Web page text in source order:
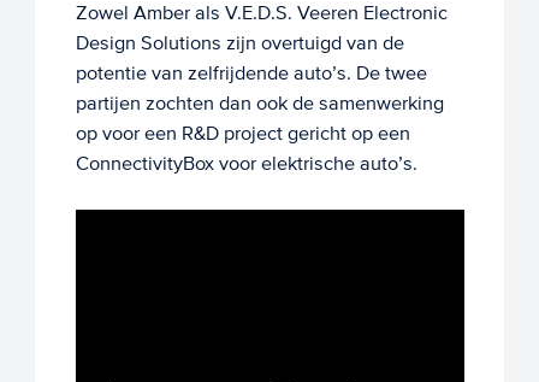
Zowel Amber als V.E.D.S. Veeren Electronic
Design Solutions zijn overtuigd van de
potentie van zelfrijdende auto’s. De twee
partijen zochten dan ook de samenwerking
op voor een R&D project gericht op een
ConnectivityBox voor elektrische auto’s.